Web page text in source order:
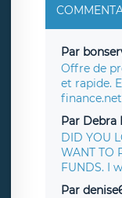
Par
Offre de
et rapide.
Par Debra
DID YOU
WANT TO
FUNDS. I
Par